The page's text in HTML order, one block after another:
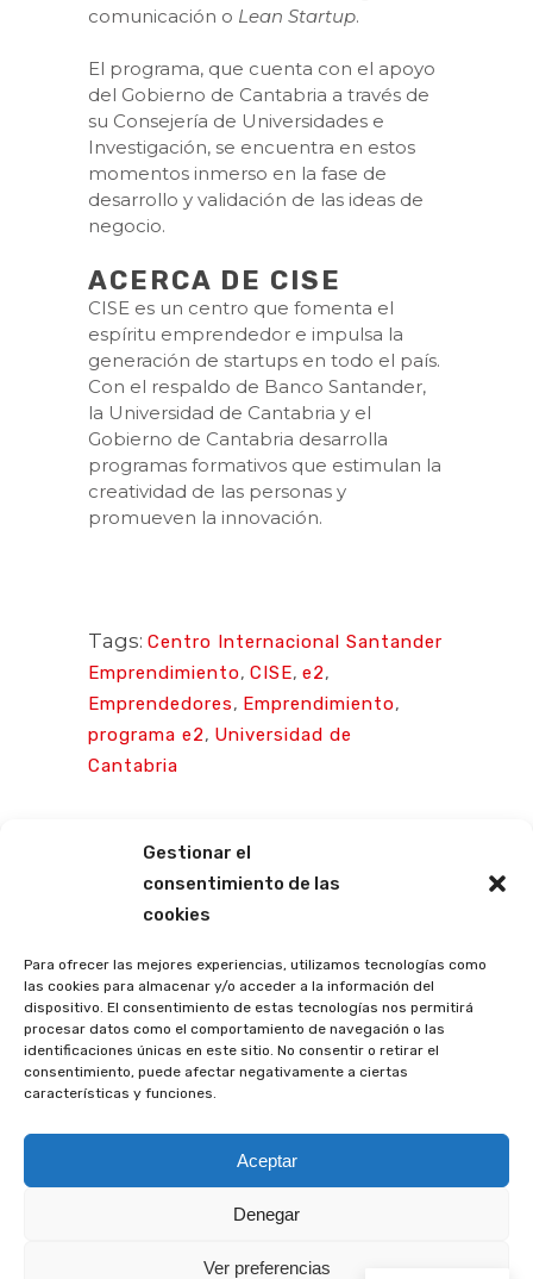
Gestionar el
consentimiento de las
cookies
Para ofrecer las mejores experiencias, utilizamos tecnologías como
las cookies para almacenar y/o acceder a la información del
dispositivo. El consentimiento de estas tecnologías nos permitirá
procesar datos como el comportamiento de navegación o las
identificaciones únicas en este sitio. No consentir o retirar el
consentimiento, puede afectar negativamente a ciertas
características y funciones.
Aceptar
Denegar
Ver preferencias
comunicación o Lean Startup.
El programa, que cuenta con el apoyo
del Gobierno de Cantabria a través de
su Consejería de Universidades e
Investigación, se encuentra en estos
momentos inmerso en la fase de
desarrollo y validación de las ideas de
negocio.
ACERCA DE CISE
CISE es un centro que fomenta el
espíritu emprendedor e impulsa la
generación de startups en todo el país.
Con el respaldo de Banco Santander,
la Universidad de Cantabria y el
Gobierno de Cantabria desarrolla
programas formativos que estimulan la
creatividad de las personas y
promueven la innovación.
Tags: Centro Internacional Santander
Emprendimiento, CISE, e2,
Emprendedores, Emprendimiento,
programa e2, Universidad de
Cantabria